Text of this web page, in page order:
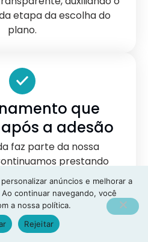
etapa da escolha do
plano.
que
a adesão
faz parte da nossa
prestando
para que o cliente
de saúde com mais
e segurança.
anúncios e melhorar a
continuar navegando, você
a nossa política.
Rejeitar